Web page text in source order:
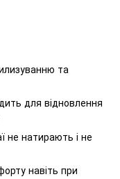
та
для відновлення
не натирають і не
навіть при